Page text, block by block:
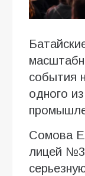
события
одного
Сомова
лицей